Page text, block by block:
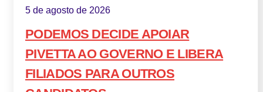
5 de agosto de 2026
PODEMOS DECIDE APOIAR
PIVETTA AO GOVERNO E LIBERA
FILIADOS PARA OUTROS